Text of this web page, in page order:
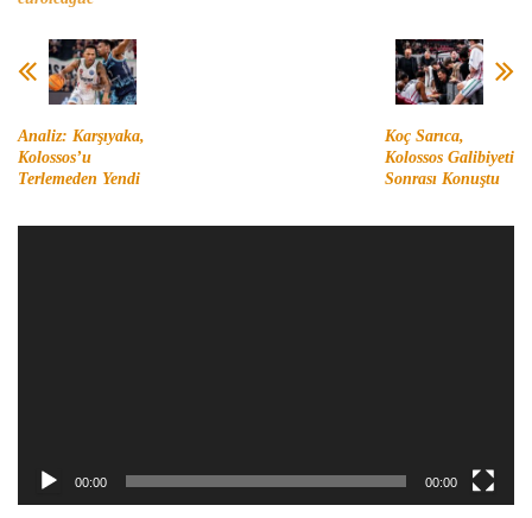
Analiz: Karşıyaka,
Kolossos’u
Terlemeden Yendi
Koç Sarıca,
Kolossos Galibiyeti
Sonrası Konuştu
00:00 00:00